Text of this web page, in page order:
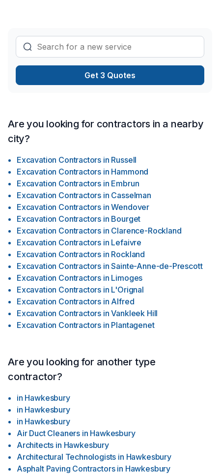
Get 3 Quotes
Are you looking for contractors in a nearby
city?
Excavation Contractors in Russell
Excavation Contractors in Hammond
Excavation Contractors in Embrun
Excavation Contractors in Casselman
Excavation Contractors in Wendover
Excavation Contractors in Bourget
Excavation Contractors in Clarence-Rockland
Excavation Contractors in Lefaivre
Excavation Contractors in Rockland
Excavation Contractors in Sainte-Anne-de-Prescott
Excavation Contractors in Limoges
Excavation Contractors in L'Orignal
Excavation Contractors in Alfred
Excavation Contractors in Vankleek Hill
Excavation Contractors in Plantagenet
Are you looking for another type
contractor?
in Hawkesbury
in Hawkesbury
in Hawkesbury
Air Duct Cleaners in Hawkesbury
Architects in Hawkesbury
Architectural Technologists in Hawkesbury
Asphalt Paving Contractors in Hawkesbury